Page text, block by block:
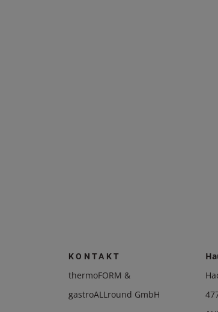
KONTAKT
thermoFORM &
gastroALLround GmbH